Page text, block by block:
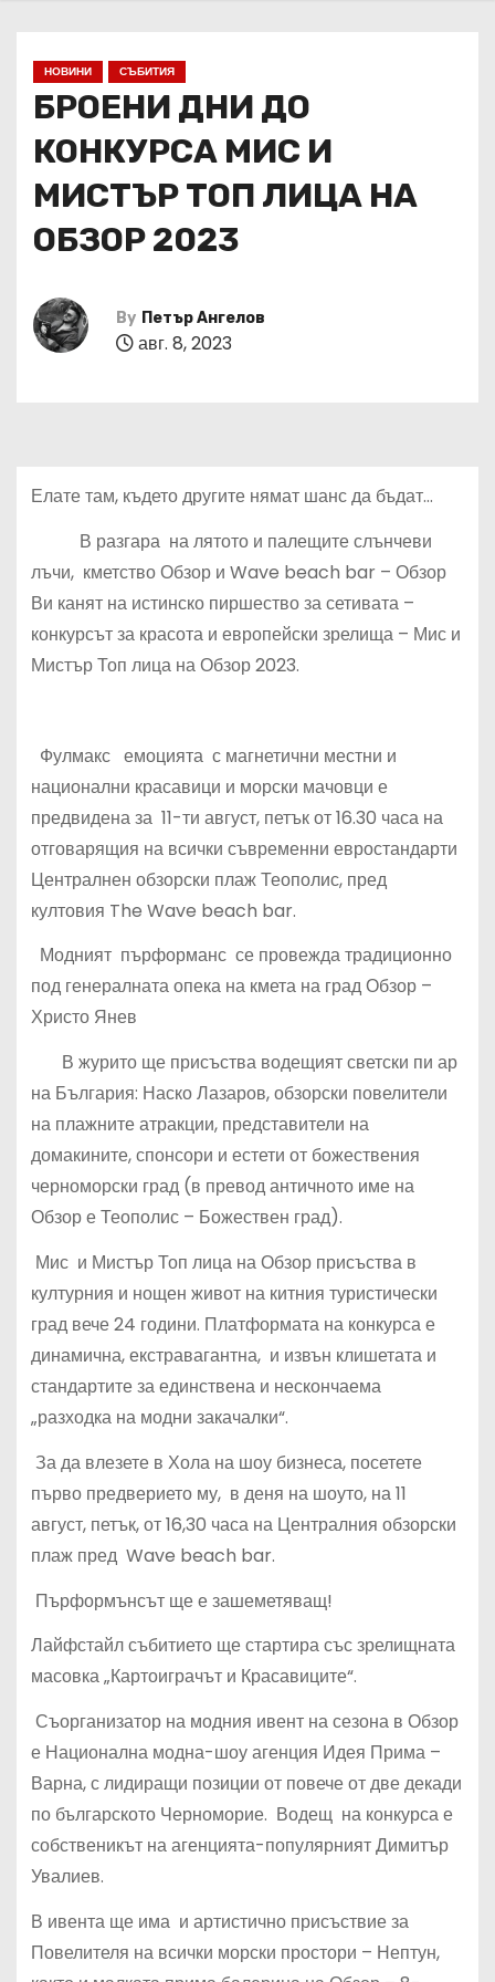
НОВИНИ СЪБИТИЯ
БРОЕНИ ДНИ ДО
КОНКУРСА МИС И
МИСТЪР ТОП ЛИЦА НА
ОБЗОР 2023
By Петър Ангелов
авг. 8, 2023
Елате там, където другите нямат шанс да бъдат…
В разгара на лятото и палещите слънчеви
лъчи, кметство Обзор и Wave beach bar – Обзор
Ви канят на истинско пиршество за сетивата –
конкурсът за красота и европейски зрелища – Мис и
Мистър Топ лица на Обзор 2023.
Фулмакс емоцията с магнетични местни и
национални красавици и морски мачовци е
предвидена за 11-ти август, петък от 16.30 часа на
отговарящия на всички съвременни евростандарти
Централнен обзорски плаж Теополис, пред
култовия The Wave beach bar.
Модният пърформанс се провежда традиционно
под генералната опека на кмета на град Обзор –
Христо Янев
В журито ще присъства водещият светски пи ар
на България: Наско Лазаров, обзорски повелители
на плажните атракции, представители на
домакините, спонсори и естети от божествения
черноморски град (в превод античното име на
Обзор е Теополис – Божествен град).
Мис и Мистър Топ лица на Обзор присъства в
културния и нощен живот на китния туристически
град вече 24 години. Платформата на конкурса е
динамична, екстравагантна, и извън клишетата и
стандартите за единствена и нескончаема
„разходка на модни закачалки“.
За да влезете в Хола на шоу бизнеса, посетете
първо предверието му, в деня на шоуто, на 11
август, петък, от 16,30 часа на Централния обзорски
плаж пред Wave beach bar.
Пърформънсът ще е зашеметяващ!
Лайфстайл събитието ще стартира със зрелищната
масовка „Картоиграчът и Красавиците“.
Съорганизатор на модния ивент на сезона в Обзор
е Национална модна-шоу агенция Идея Прима –
Варна, с лидиращи позиции от повече от две декади
по българското Черноморие. Водещ на конкурса е
собственикът на агенцията-популярният Димитър
Увалиев.
В ивента ще има и артистично присъствие за
Повелителя на всички морски простори – Нептун,